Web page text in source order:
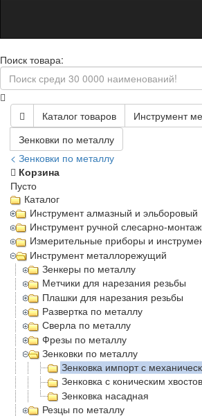
Поиск товара:
Каталог товаров
Инструмент
Зенковки по металлу
< Зенковки по металлу
Корзина
Пусто
Каталог
Инструмент алмазный и эльборовый
Инструмент ручной слесарно-
Измерительные приборы и
Инструмент металлорежущий
Зенкеры по металлу
Метчики для нарезания резьбы
Плашки для нарезания резьбы
Развертка по металлу
Сверла по металлу
Фрезы по металлу
Зенковки по металлу
Зенковка импорт с
Зенковка с коническим
Зенковка насадная
Резцы по металлу